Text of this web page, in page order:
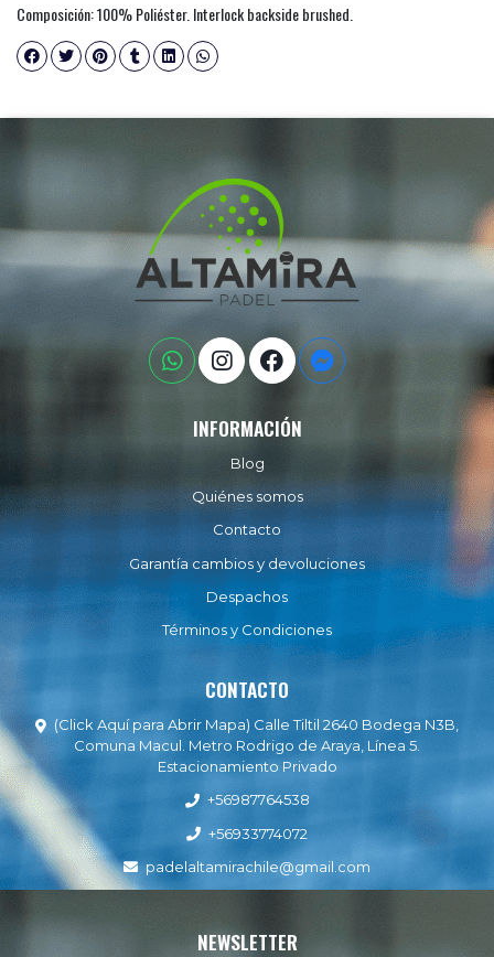
Composición: 100% Poliéster. Interlock backside brushed.
INFORMACIÓN
Blog
Quiénes somos
Contacto
Garantía cambios y devoluciones
Despachos
Términos y Condiciones
CONTACTO
(Click Aquí para Abrir Mapa) Calle Tiltil 2640 Bodega N3B,
Comuna Macul. Metro Rodrigo de Araya, Línea 5.
Estacionamiento Privado
+56987764538
+56933774072
padelaltamirachile@gmail.com
NEWSLETTER